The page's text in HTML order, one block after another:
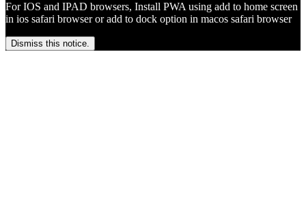
For IOS and IPAD browsers, Install PWA using add to home screen
in ios safari browser or add to dock option in macos safari browser
Dismiss this notice.